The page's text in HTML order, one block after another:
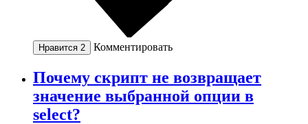
Нравится 2 Комментировать
Почему скрипт не возвращает
значение выбранной опции в
select?